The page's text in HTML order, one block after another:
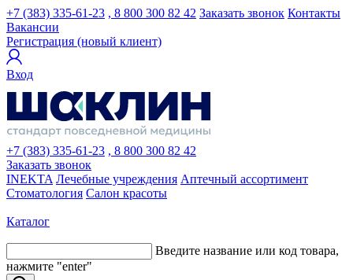
+7 (383) 335-61-23 , 8 800 300 82 42 Заказать звонок Контакты
Вакансии
Регистрация (новый клиент)
Вход
+7 (383) 335-61-23 , 8 800 300 82 42
Заказать звонок
INEKTA Лечебные учреждения Аптечный ассортимент
Стоматология Салон красоты
Каталог
Введите название или код товара,
нажмите "enter"